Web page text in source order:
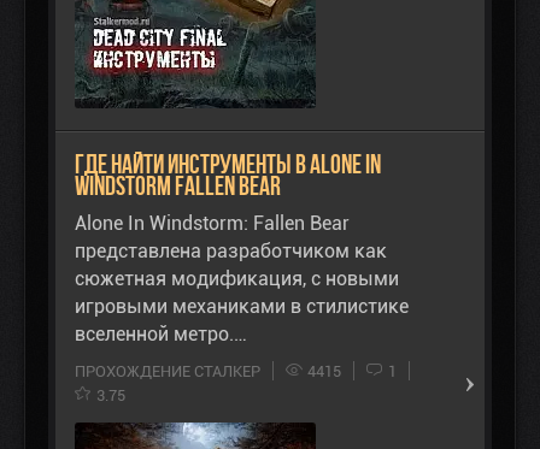
Где найти инструменты в Alone In
Windstorm Fallen Bear
Alone In Windstorm: Fallen Bear
представлена разработчиком как
сюжетная модификация, с новыми
игровыми механиками в стилистике
вселенной метро.…
ПРОХОЖДЕНИЕ СТАЛКЕР 4415
1
3.75